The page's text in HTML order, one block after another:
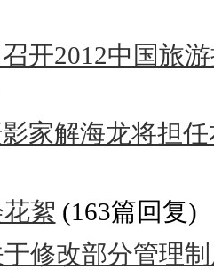
开2012中国旅
家解海龙将担
絮 (163篇回复)
修改部分管理